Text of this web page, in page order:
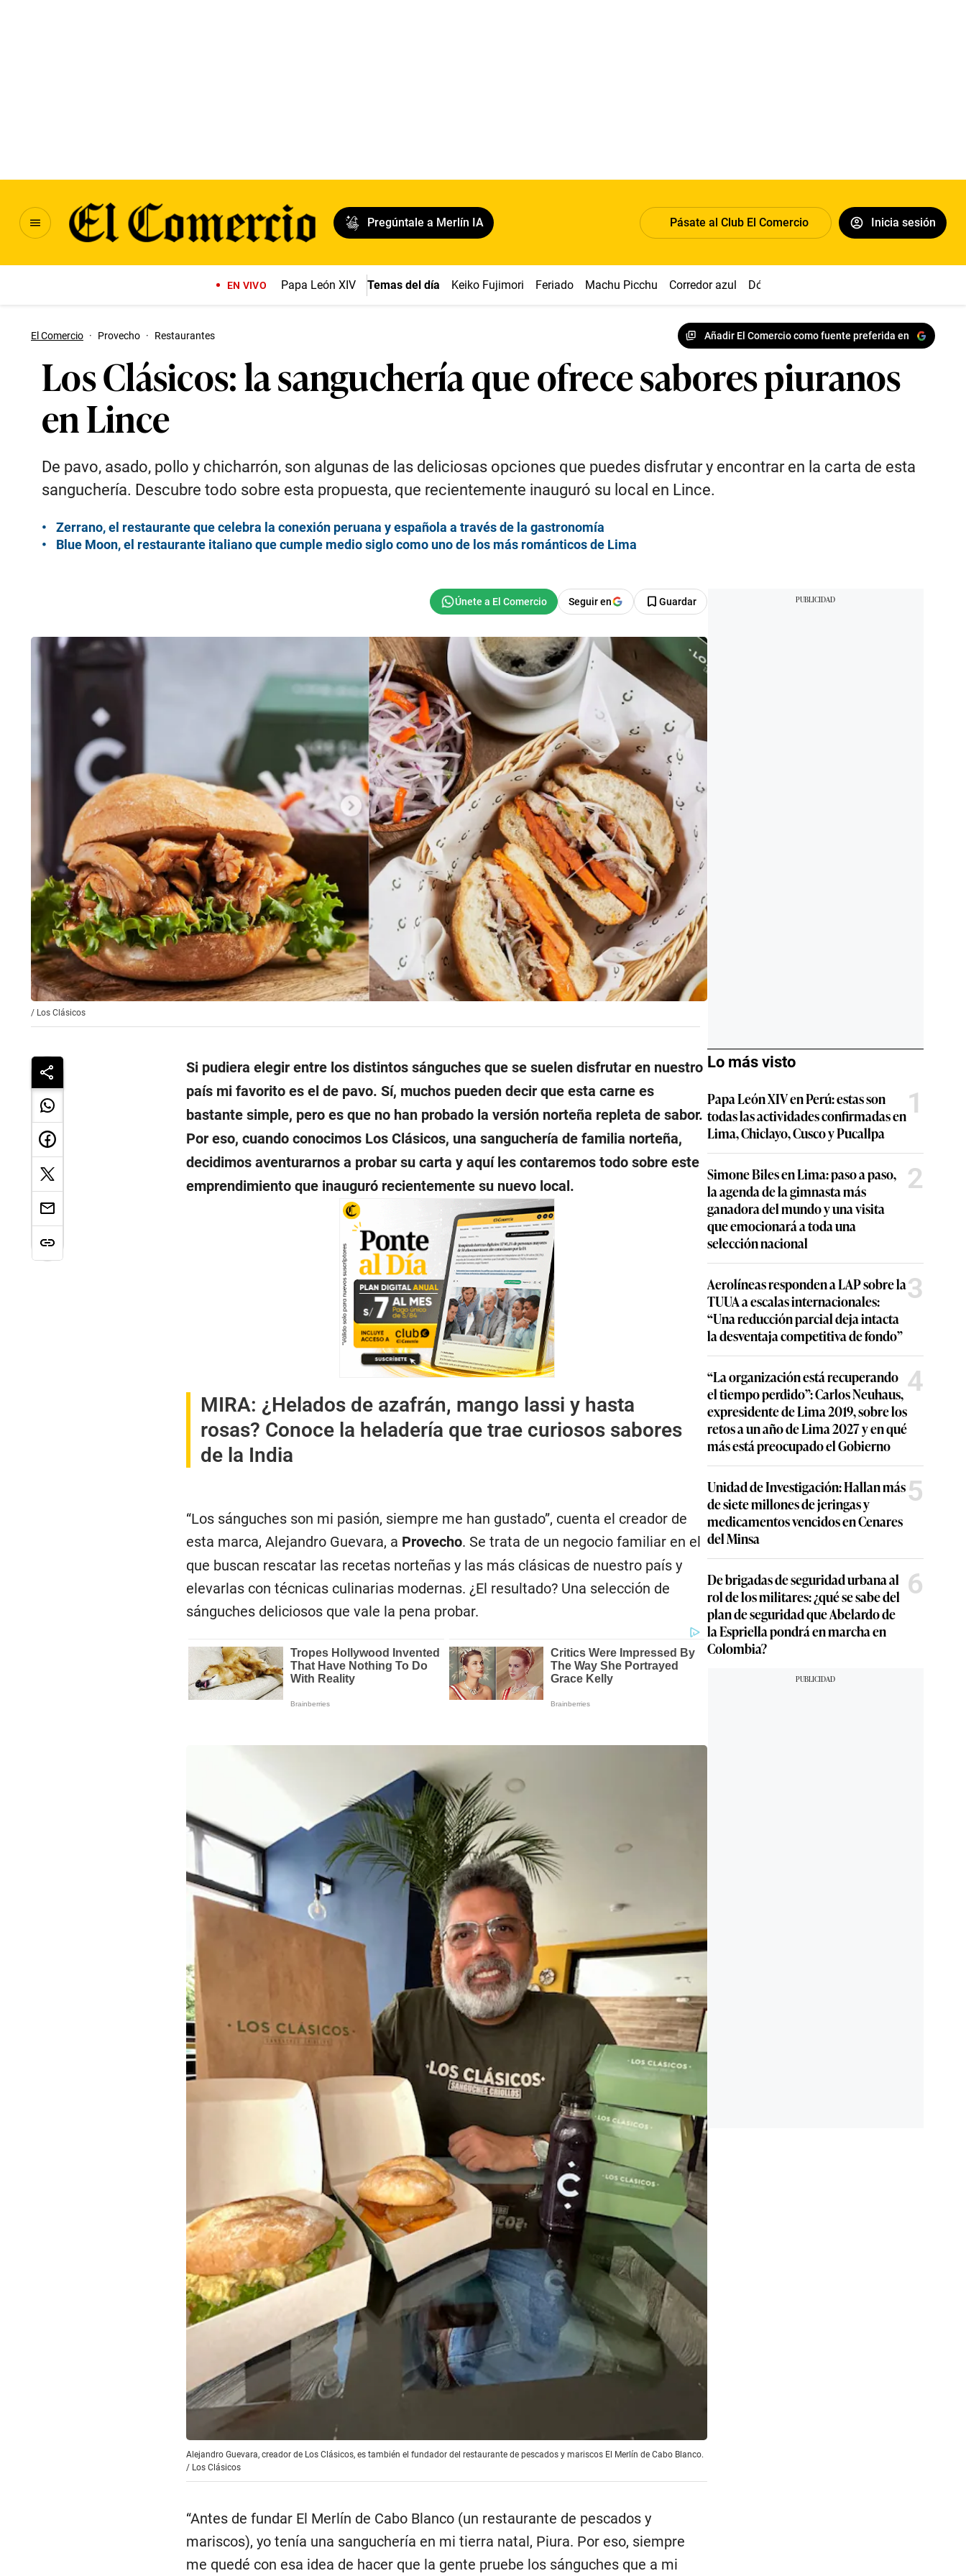
Pregúntale a Merlín IA Pásate al Club El Comercio Inicia sesión
EN VIVO Papa León XIV Temas del día Keiko Fujimori Feriado Machu Picchu Corredor azul Dólar
El Comercio · Provecho · Restaurantes Añadir El Comercio como fuente preferida en
Los Clásicos: la sanguchería que ofrece sabores piuranos
en Lince
De pavo, asado, pollo y chicharrón, son algunas de las deliciosas opciones que puedes disfrutar y encontrar en la carta de esta
sanguchería. Descubre todo sobre esta propuesta, que recientemente inauguró su local en Lince.
Zerrano, el restaurante que celebra la conexión peruana y española a través de la gastronomía
Blue Moon, el restaurante italiano que cumple medio siglo como uno de los más románticos de Lima
Seguir en Guardar
/ Los Clásicos
Si pudiera elegir entre los distintos sánguches que se suelen disfrutar en nuestro
país mi favorito es el de pavo. Sí, muchos pueden decir que esta carne es
bastante simple, pero es que no han probado la versión norteña repleta de sabor.
Por eso, cuando conocimos Los Clásicos, una sanguchería de familia norteña,
decidimos aventurarnos a probar su carta y aquí les contaremos todo sobre este
emprendimiento que inauguró recientemente su nuevo local.
MIRA: ¿Helados de azafrán, mango lassi y hasta
rosas? Conoce la heladería que trae curiosos sabores
de la India
“Los sánguches son mi pasión, siempre me han gustado”, cuenta el creador de
esta marca, Alejandro Guevara, a Provecho. Se trata de un negocio familiar en el
que buscan rescatar las recetas norteñas y las más clásicas de nuestro país y
elevarlas con técnicas culinarias modernas. ¿El resultado? Una selección de
sánguches deliciosos que vale la pena probar.
Alejandro Guevara, creador de Los Clásicos, es también el fundador del restaurante de pescados y mariscos El Merlín de Cabo Blanco.
/ Los Clásicos
“Antes de fundar El Merlín de Cabo Blanco (un restaurante de pescados y
mariscos), yo tenía una sanguchería en mi tierra natal, Piura. Por eso, siempre
me quedé con esa idea de hacer que la gente pruebe los sánguches que a mi
Lo más visto
Papa León XIV en Perú: estas son
todas las actividades confirmadas en
Lima, Chiclayo, Cusco y Pucallpa
1
Simone Biles en Lima: paso a paso,
la agenda de la gimnasta más
ganadora del mundo y una visita
que emocionará a toda una
selección nacional
2
Aerolíneas responden a LAP sobre la
TUUA a escalas internacionales:
“Una reducción parcial deja intacta
la desventaja competitiva de fondo”
3
“La organización está recuperando
el tiempo perdido”: Carlos Neuhaus,
expresidente de Lima 2019, sobre los
retos a un año de Lima 2027 y en qué
más está preocupado el Gobierno
4
Unidad de Investigación: Hallan más
de siete millones de jeringas y
medicamentos vencidos en Cenares
del Minsa
5
De brigadas de seguridad urbana al
rol de los militares: ¿qué se sabe del
plan de seguridad que Abelardo de
la Espriella pondrá en marcha en
Colombia?
6